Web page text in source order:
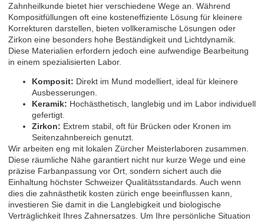
Zahnheilkunde bietet hier verschiedene Wege an. Während
Kompositfüllungen oft eine kosteneffiziente Lösung für kleinere
Korrekturen darstellen, bieten vollkeramische Lösungen oder
Zirkon eine besonders hohe Beständigkeit und Lichtdynamik.
Diese Materialien erfordern jedoch eine aufwendige Bearbeitung
in einem spezialisierten Labor.
Komposit: Direkt im Mund modelliert, ideal für kleinere
Ausbesserungen.
Keramik: Hochästhetisch, langlebig und im Labor individuell
gefertigt.
Zirkon: Extrem stabil, oft für Brücken oder Kronen im
Seitenzahnbereich genutzt.
Wir arbeiten eng mit lokalen Zürcher Meisterlaboren zusammen.
Diese räumliche Nähe garantiert nicht nur kurze Wege und eine
präzise Farbanpassung vor Ort, sondern sichert auch die
Einhaltung höchster Schweizer Qualitätsstandards. Auch wenn
dies die zahnästhetik kosten zürich enge beeinflussen kann,
investieren Sie damit in die Langlebigkeit und biologische
Verträglichkeit Ihres Zahnersatzes. Um Ihre persönliche Situation